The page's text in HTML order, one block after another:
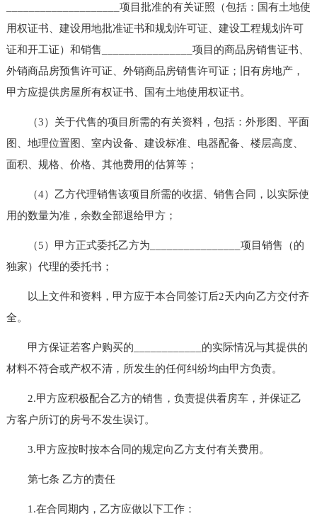
____________________项目批准的有关证照（包括：国有土地使
用权证书、建设用地批准证书和规划许可证、建设工程规划许可
证和开工证）和销售________________项目的商品房销售证书、
外销商品房预售许可证、外销商品房销售许可证；旧有房地产，
甲方应提供房屋所有权证书、国有土地使用权证书。
（3）关于代售的项目所需的有关资料，包括：外形图、平面
图、地理位置图、室内设备、建设标准、电器配备、楼层高度、
面积、规格、价格、其他费用的估算等；
（4）乙方代理销售该项目所需的收据、销售合同，以实际使
用的数量为准，余数全部退给甲方；
（5）甲方正式委托乙方为________________项目销售（的
独家）代理的委托书；
以上文件和资料，甲方应于本合同签订后2天内向乙方交付齐
全。
甲方保证若客户购买的____________的实际情况与其提供的
材料不符合或产权不清，所发生的任何纠纷均由甲方负责。
2.甲方应积极配合乙方的销售，负责提供看房车，并保证乙
方客户所订的房号不发生误订。
3.甲方应按时按本合同的规定向乙方支付有关费用。
第七条 乙方的责任
1.在合同期内，乙方应做以下工作：